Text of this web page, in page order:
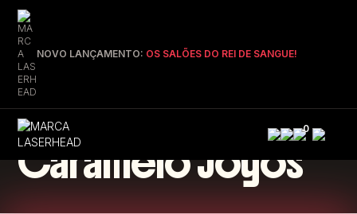
NOVO LANÇAMENTO: OS SALÕES DO REI DE SANGUE!
0
Caramelo Jogos